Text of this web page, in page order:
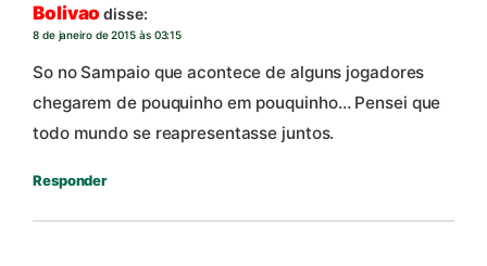
Bolivao disse:
8 de janeiro de 2015 às 03:15
So no Sampaio que acontece de alguns jogadores
chegarem de pouquinho em pouquinho… Pensei que
todo mundo se reapresentasse juntos.
Responder